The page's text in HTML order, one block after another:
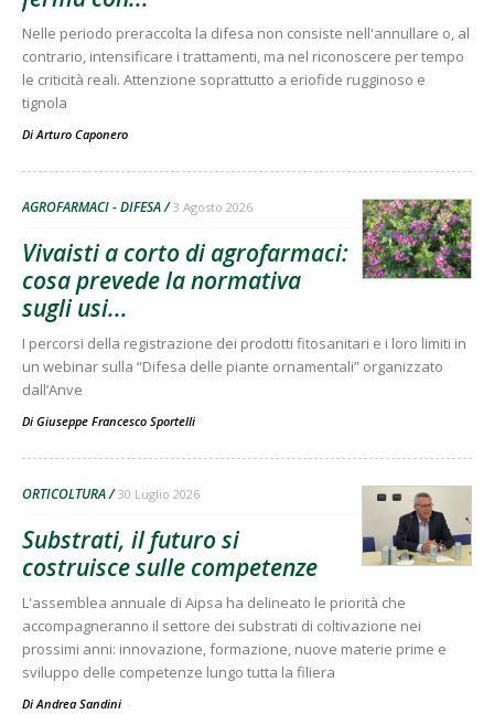
Nelle periodo preraccolta la difesa non consiste nell'annullare o, al
contrario, intensificare i trattamenti, ma nel riconoscere per tempo
le criticità reali. Attenzione soprattutto a eriofide rugginoso e
tignola
DiArturo Caponero
AGROFARMACI - DIFESA 3 Agosto 2026
Vivaisti a corto di agrofarmaci:
cosa prevede la normativa
sugli usi...
I percorsi della registrazione dei prodotti fitosanitari e i loro limiti in
un webinar sulla “Difesa delle piante ornamentali” organizzato
dall’Anve
Di Giuseppe Francesco Sportelli
ORTICOLTURA 30 Luglio 2026
Substrati, il futuro si
costruisce sulle competenze
L'assemblea annuale di Aipsa ha delineato le priorità che
accompagneranno il settore dei substrati di coltivazione nei
prossimi anni: innovazione, formazione, nuove materie prime e
sviluppo delle competenze lungo tutta la filiera
Di Andrea Sandini -